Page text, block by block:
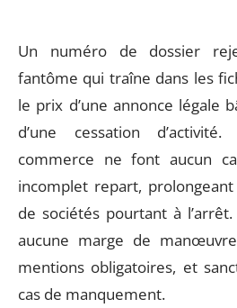
Un numéro de dossier
fantôme qui traîne dans les
le prix d’une annonce légale
d’une cessation
commerce ne font aucun
incomplet repart,
de sociétés pourtant à
aucune marge de
mentions obligatoires, et
cas de manquement.